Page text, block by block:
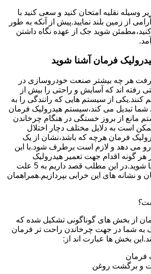
وسیله نقلیه امتحان کنید و سعی کنید با
از زمین بلند نمایید.پیش از آنکه به طور
شوید جک از عهده نگاه داشتن
هر چه بیشتر صنعت خودروسازی در
رفته اند که آسایش و راحتی را بیش از
کنند.یکی از سیستم هایی که رانندگی را به
تبدیل می کند،سیستم هیدرولیک فرمان
مانع از بروز خستگی در هنگام چرخاندن
است به دلایل مختلف دچار اختلال
فرمان هرچه که باشد،نشان از یک
می دهد و لازم است برطرف شود.با این
گونه اقدام جهت تعمیر هیدرولیک
فرمان،با این علل آشنا شوید.در این مطلب قصد داریم به 5 علت
و نشانه های این خرابی بپردازیم.همراهمان
از بخش های گوناگونی تشکیل شده که
به شما در جهت چرخاندن راحت تر فرمان
بخش ها عبارت اند از:
فرمان
و برگشت روغن